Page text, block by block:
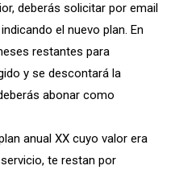
deberás solicitar por email
el nuevo plan. En
restantes para
y se descontará la
abonar como
anual XX cuyo valor era
te restan por